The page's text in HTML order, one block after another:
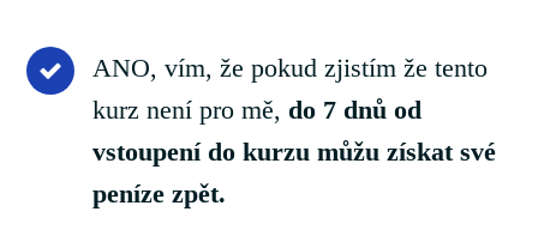
ANO, vím, že pokud zjistím že tento
kurz není pro mě, do 7 dnů od
vstoupení do kurzu můžu získat své
peníze zpět.